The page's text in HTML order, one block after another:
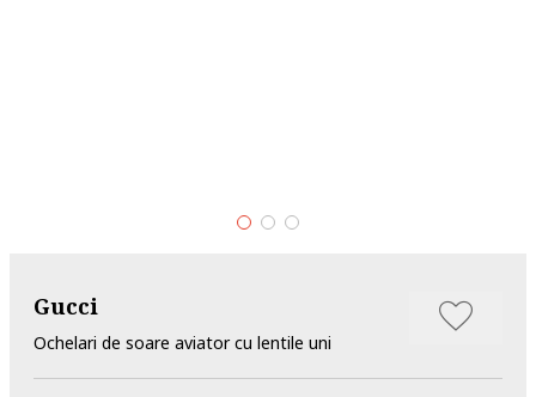
Gucci
Ochelari de soare aviator cu lentile uni